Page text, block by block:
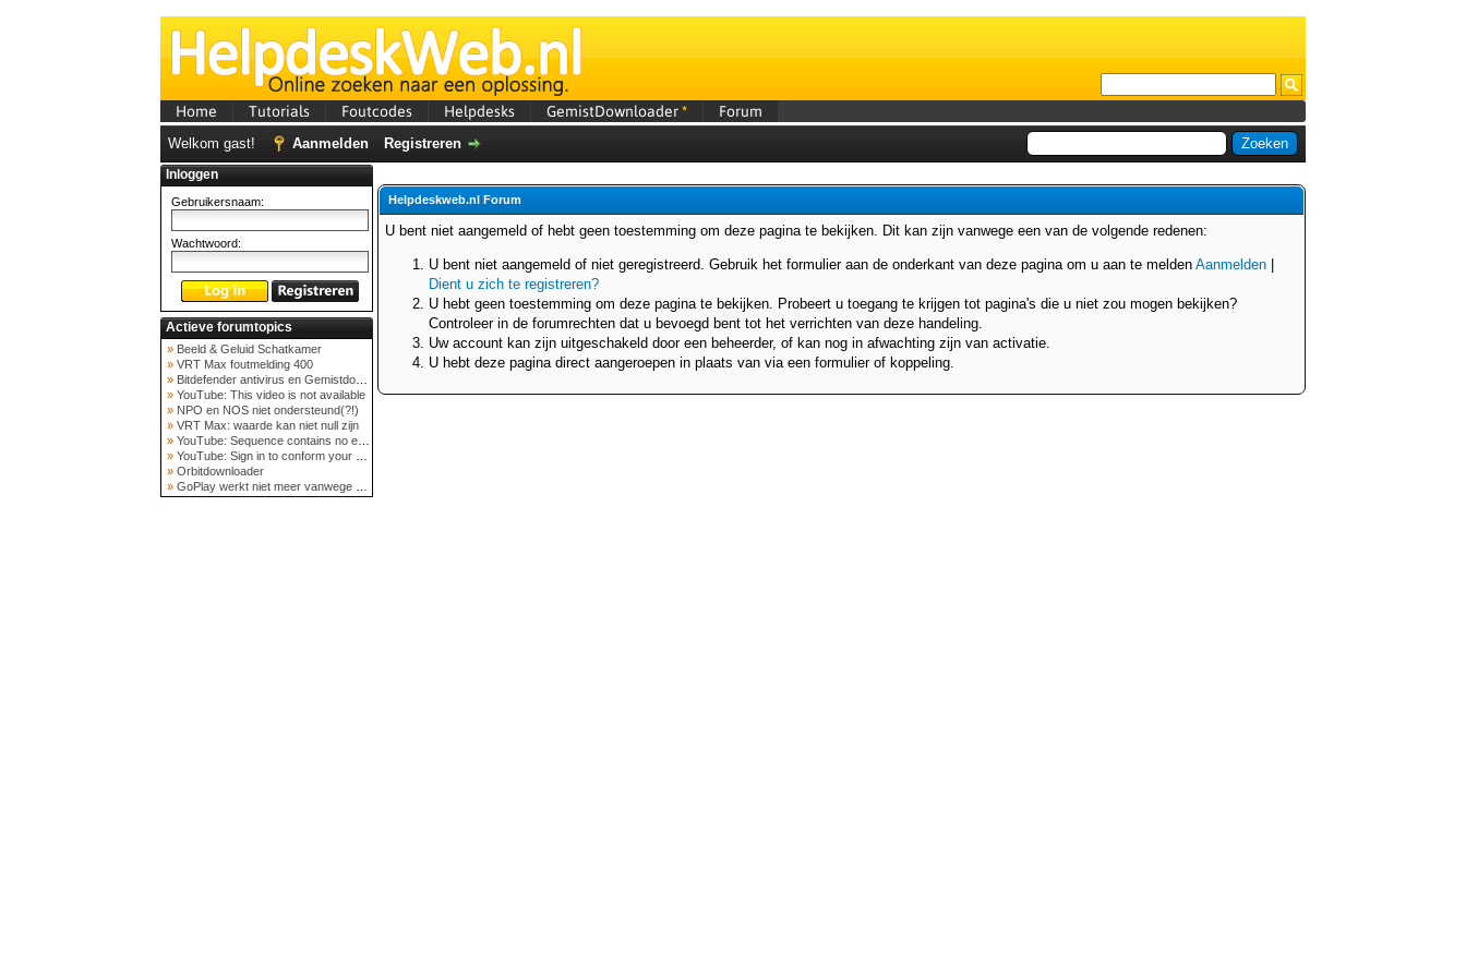
Home Tutorials Foutcodes Helpdesks GemistDownloader* Forum
Welkom gast! Aanmelden Registreren
Inloggen
Gebruikersnaam:
Wachtwoord:
Actieve forumtopics
» Beeld & Geluid Schatkamer
» VRT Max foutmelding 400
» Bitdefender antivirus en Gemistdowloader
» YouTube: This video is not available
» NPO en NOS niet ondersteund(?!)
» VRT Max: waarde kan niet null zijn
» YouTube: Sequence contains no elements
» YouTube: Sign in to conform your not a bot
» Orbitdownloader
» GoPlay werkt niet meer vanwege nieuwe webadres
Helpdeskweb.nl Forum
U bent niet aangemeld of hebt geen toestemming om deze pagina te bekijken. Dit kan zijn vanwege een van de volgende redenen:
U bent niet aangemeld of niet geregistreerd. Gebruik het formulier aan de onderkant van deze pagina om u aan te melden Aanmelden
Dient u zich te registreren?
U hebt geen toestemming om deze pagina te bekijken. Probeert u toegang te krijgen tot pagina's die u niet zou mogen bekijken?
Controleer in de forumrechten dat u bevoegd bent tot het verrichten van deze handeling.
Uw account kan zijn uitgeschakeld door een beheerder, of kan nog in afwachting zijn van activatie.
U hebt deze pagina direct aangeroepen in plaats van via een formulier of koppeling.